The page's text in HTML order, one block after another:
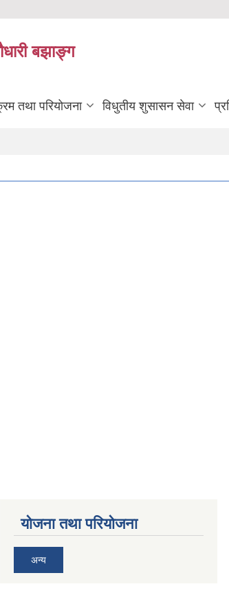
बझाङ्ग
तथा परियोजना विधुतीय शुसासन सेवा
योजना तथा परियोजना
अन्य